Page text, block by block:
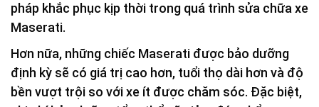
pháp khắc phục kịp thời trong quá trình sửa chữa xe
Maserati.
Hơn nữa, những chiếc Maserati được bảo dưỡng
định kỳ sẽ có giá trị cao hơn, tuổi thọ dài hơn và độ
bền vượt trội so với xe ít được chăm sóc. Đặc biệt,